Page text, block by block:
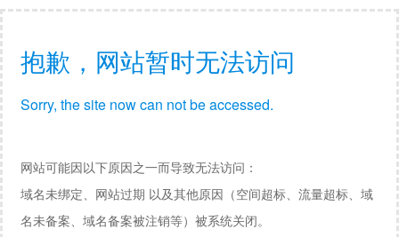
抱歉，网站暂时无法访问
Sorry, the site now can not be accessed.
网站可能因以下原因之一而导致无法访问：
域名未绑定、网站过期 以及其他原因（空间超标、流量超标、域
名未备案、域名备案被注销等）被系统关闭。